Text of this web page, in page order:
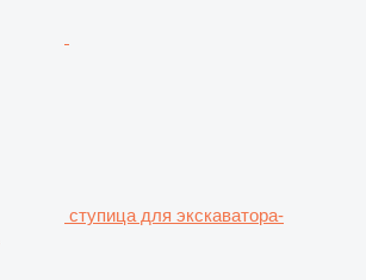
ступица для экскаватора-